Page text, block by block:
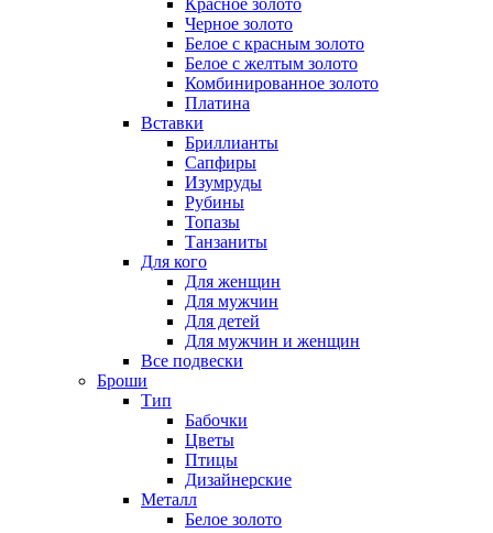
Красное золото
Черное золото
Белое с красным золото
Белое с желтым золото
Комбинированное золото
Платина
Вставки
Бриллианты
Сапфиры
Изумруды
Рубины
Топазы
Танзаниты
Для кого
Для женщин
Для мужчин
Для детей
Для мужчин и женщин
Все подвески
Броши
Тип
Бабочки
Цветы
Птицы
Дизайнерские
Металл
Белое золото